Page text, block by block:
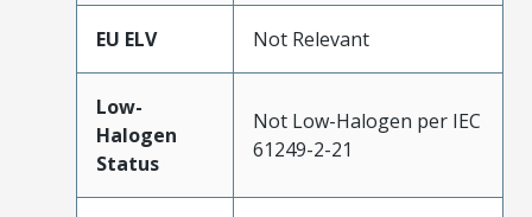
EU ELV Not Relevant
Low-
Halogen
Status
Not Low-Halogen per IEC
61249-2-21